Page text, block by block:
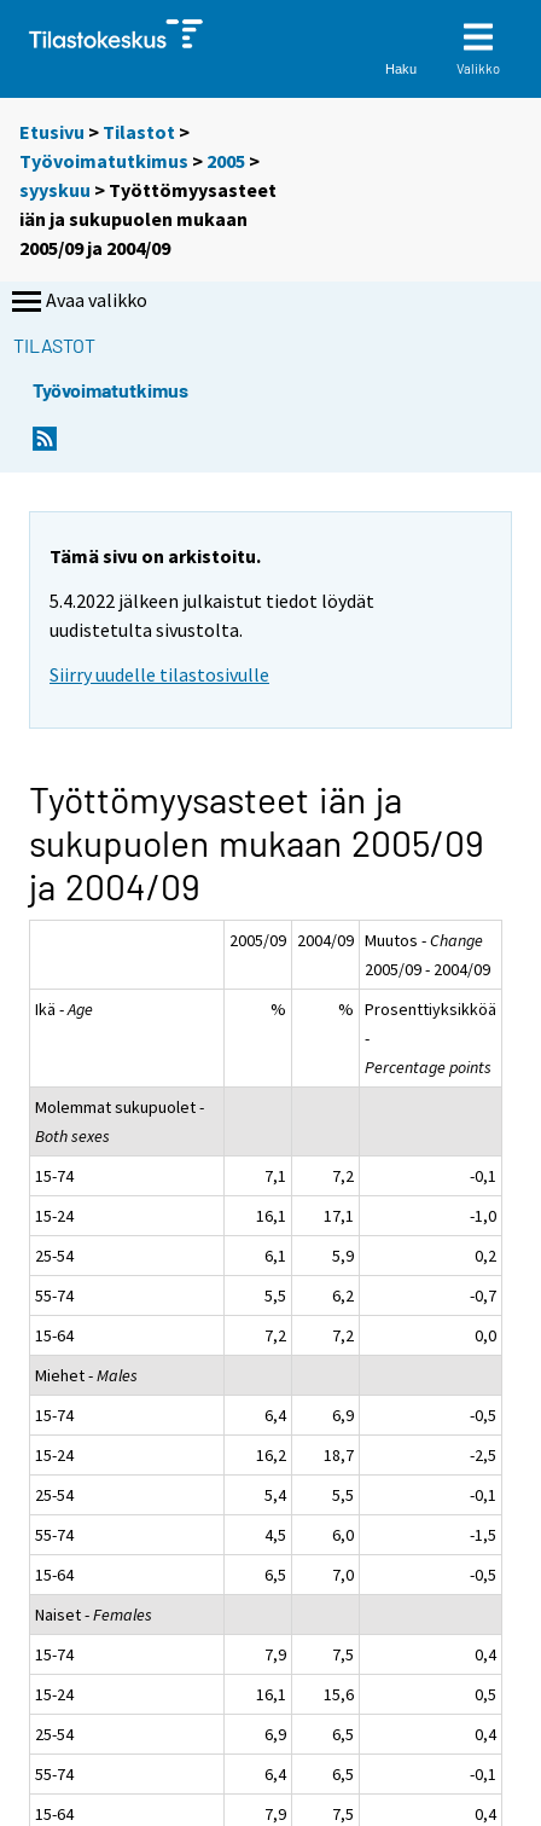
Haku Valikko
Etusivu > Tilastot >
Työvoimatutkimus > 2005 >
syyskuu > Työttömyysasteet
iän ja sukupuolen mukaan
2005/09 ja 2004/09
Avaa valikko
TILASTOT
Työvoimatutkimus
Tämä sivu on arkistoitu.
5.4.2022 jälkeen julkaistut tiedot löydät
uudistetulta sivustolta.
Siirry uudelle tilastosivulle
Työttömyysasteet iän ja
sukupuolen mukaan 2005/09
ja 2004/09
2005/09 2004/09 Muutos -Change
2005/09 - 2004/09
Ikä -Age % % Prosenttiyksikköä
-
Percentage points
Molemmat sukupuolet -
Both sexes
15-74
7,1 7,2
-0,1
15-24
16,1 17,1
-1,0
25-54
6,1 5,9
0,2
55-74
5,5 6,2
-0,7
15-64
7,2 7,2
0,0
Miehet -Males
15-74
6,4 6,9
-0,5
15-24
16,2 18,7
-2,5
25-54
5,4 5,5
-0,1
55-74
4,5 6,0
-1,5
15-64
6,5 7,0
-0,5
Naiset -Females
15-74
7,9 7,5
0,4
15-24
16,1 15,6
0,5
25-54
6,9 6,5
0,4
55-74
6,4 6,5
-0,1
15-64
7,9 7,5 0,4